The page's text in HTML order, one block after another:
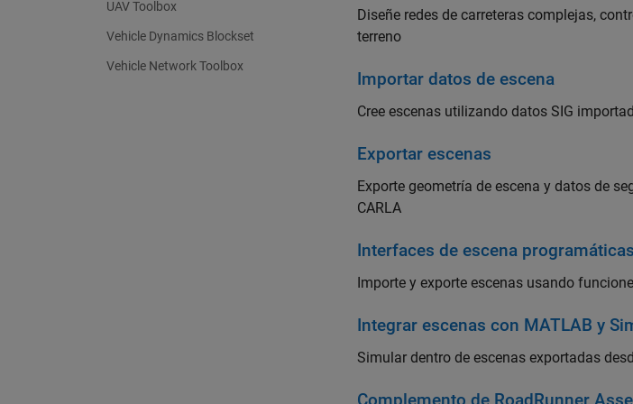
UAV Toolbox
Vehicle Dynamics Blockset
Vehicle Network Toolbox
Diseñe redes de carreteras complejas,
terreno
Importar datos de escena
Cree escenas utilizando datos SIG
Exportar escenas
Exporte geometría de escena y datos de
CARLA
Interfaces de escena programáticas
Importe y exporte escenas usando
Integrar escenas con MATLAB y
Simular dentro de escenas exportadas